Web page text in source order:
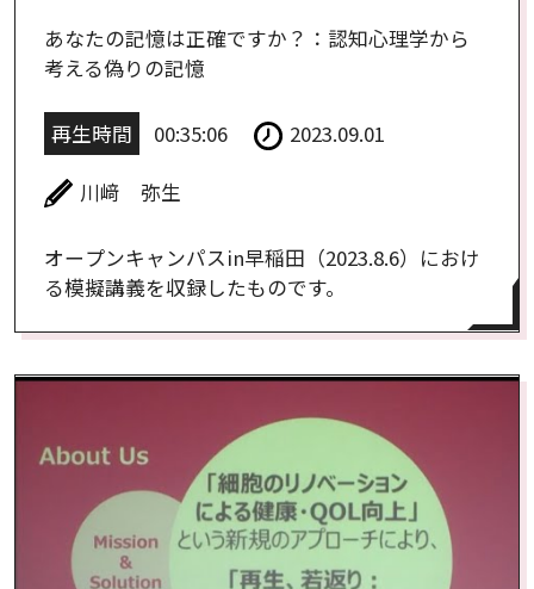
あなたの記憶は正確ですか？：認知心理学から
考える偽りの記憶
再生時間 00:35:06 2023.09.01
川﨑 弥生
オープンキャンパスin早稲田（2023.8.6）におけ
る模擬講義を収録したものです。